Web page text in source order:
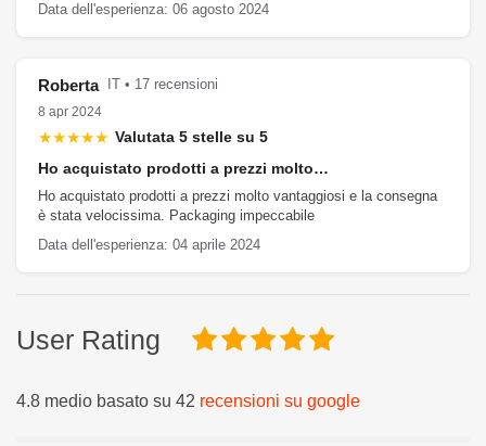
Data dell'esperienza: 06 agosto 2024
Roberta
IT • 17 recensioni
8 apr 2024
★★★★★ Valutata 5 stelle su 5
Ho acquistato prodotti a prezzi molto…
Ho acquistato prodotti a prezzi molto vantaggiosi e la consegna
è stata velocissima. Packaging impeccabile
Data dell'esperienza: 04 aprile 2024
User Rating
4.8 medio basato su 42 recensioni su google